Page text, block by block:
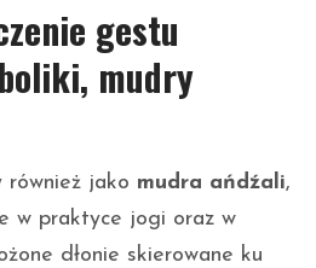
gestu
mudry
również jako mudra ańdźali,
w praktyce jogi oraz w
dłonie skierowane ku